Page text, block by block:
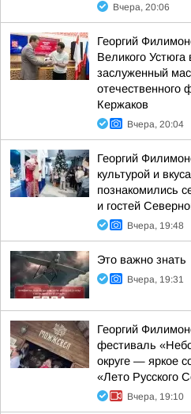
Вчера, 20:06
Георгий
Великого Устюга
заслуженный
отечественного
Кержаков
Вчера, 20:04
Георгий
культурой и
познакомились
и гостей
Вчера, 19:48
Это важно знать
Вчера, 19:31
Георгий
фестиваль
округе — яркое
«Лето Русского
Вчера, 19:10